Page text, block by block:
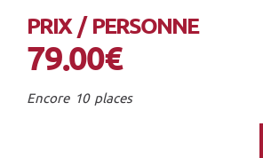
PRIX / PERSONNE
79.00€
Encore 10 places